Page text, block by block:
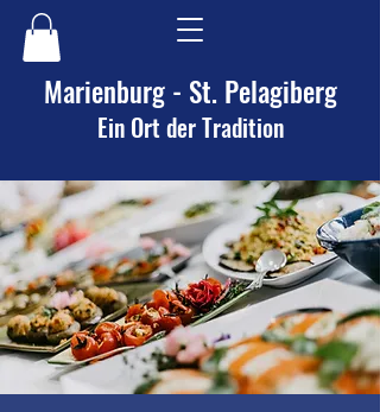
Marienburg - St. Pelagiberg
Ein Ort der Tradition